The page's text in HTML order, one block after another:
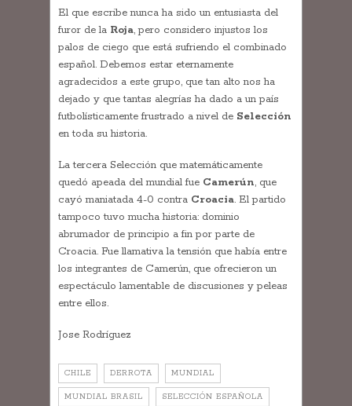
El que escribe nunca ha sido un entusiasta del
furor de la Roja, pero considero injustos los
palos de ciego que está sufriendo el combinado
español. Debemos estar eternamente
agradecidos a este grupo, que tan alto nos ha
dejado y que tantas alegrías ha dado a un país
futbolísticamente frustrado a nivel de Selección
en toda su historia.
La tercera Selección que matemáticamente
quedó apeada del mundial fue Camerún, que
cayó maniatada 4-0 contra Croacia. El partido
tampoco tuvo mucha historia: dominio
abrumador de principio a fin por parte de
Croacia. Fue llamativa la tensión que había entre
los integrantes de Camerún, que ofrecieron un
espectáculo lamentable de discusiones y peleas
entre ellos.
Jose Rodríguez
CHILE DERROTA MUNDIAL
MUNDIAL BRASIL SELECCIÓN ESPAÑOLA